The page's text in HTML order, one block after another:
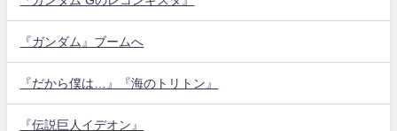
『ガンダム』ブームへ
『だから僕は…』『海のトリトン』
『伝説巨人イデオン』